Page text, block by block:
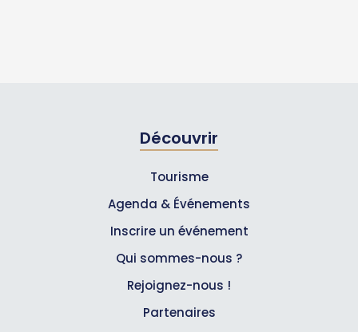
Découvrir
Tourisme
Agenda & Événements
Inscrire un événement
Qui sommes-nous ?
Rejoignez-nous !
Partenaires